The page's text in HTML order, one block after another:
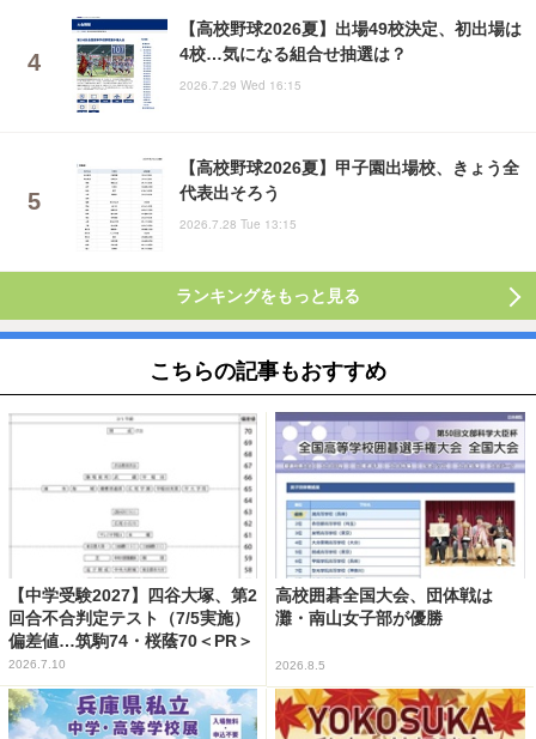
【高校野球2026夏】出場49校決定、初出場は
4校…気になる組合せ抽選は？
2026.7.29 Wed 16:15
【高校野球2026夏】甲子園出場校、きょう全
代表出そろう
2026.7.28 Tue 13:15
ランキングをもっと見る
こちらの記事もおすすめ
【中学受験2027】四谷大塚、第2
回合不合判定テスト（7/5実施）
偏差値…筑駒74・桜蔭70＜PR＞
2026.7.10
高校囲碁全国大会、団体戦は
灘・南山女子部が優勝
2026.8.5